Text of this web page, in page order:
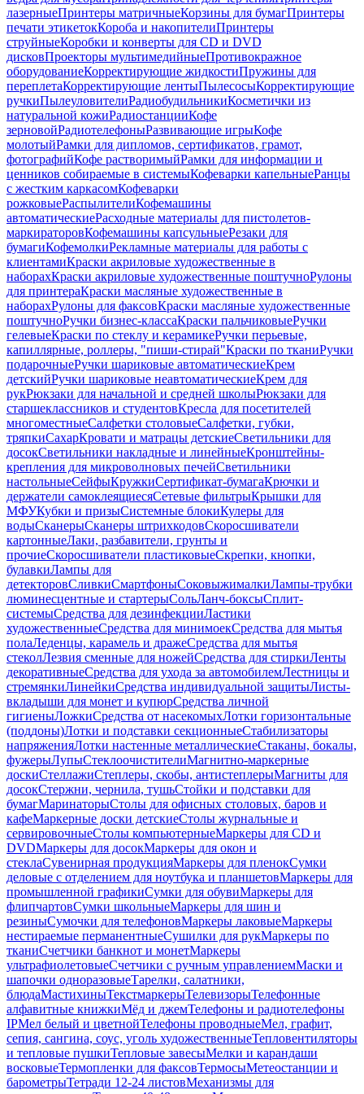
лазерныеПринтеры матричныеКорзины для бумагПринтеры
печати этикетокКороба и накопителиПринтеры
струйныеКоробки и конверты для CD и DVD
дисковПроекторы мультимедийныеПротивокражное
оборудованиеКорректирующие жидкостиПружины для
переплетаКорректирующие лентыПылесосыКорректирующие
ручкиПылеуловителиРадиобудильникиКосметички из
натуральной кожиРадиостанцииКофе
зерновойРадиотелефоныРазвивающие игрыКофе
молотыйРамки для дипломов, сертификатов, грамот,
фотографийКофе растворимыйРамки для информации и
ценников собираемые в системыКофеварки капельныеРанцы
с жестким каркасомКофеварки
рожковыеРаспылителиКофемашины
автоматическиеРасходные материалы для пистолетов-
маркираторовКофемашины капсульныеРезаки для
бумагиКофемолкиРекламные материалы для работы с
клиентамиКраски акриловые художественные в
наборахКраски акриловые художественные поштучноРулоны
для принтераКраски масляные художественные в
наборахРулоны для факсовКраски масляные художественные
поштучноРучки бизнес-классаКраски пальчиковыеРучки
гелевыеКраски по стеклу и керамикеРучки перьевые,
капиллярные, роллеры, "пиши-стирай"Краски по тканиРучки
подарочныеРучки шариковые автоматическиеКрем
детскийРучки шариковые неавтоматическиеКрем для
рукРюкзаки для начальной и средней школыРюкзаки для
старшеклассников и студентовКресла для посетителей
многоместныеСалфетки столовыеСалфетки, губки,
тряпкиСахарКровати и матрацы детскиеСветильники для
досокСветильники накладные и линейныеКронштейны-
крепления для микроволновых печейСветильники
настольныеСейфыКружкиСертификат-бумагаКрючки и
держатели самоклеящиесяСетевые фильтрыКрышки для
МФУКубки и призыСистемные блокиКулеры для
водыСканерыСканеры штрихкодовСкоросшиватели
картонныеЛаки, разбавители, грунты и
прочиеСкоросшиватели пластиковыеСкрепки, кнопки,
булавкиЛампы для
детекторовСливкиСмартфоныСоковыжималкиЛампы-трубки
люминесцентные и стартерыСольЛанч-боксыСплит-
системыСредства для дезинфекцииЛастики
художественныеСредства для минимоекСредства для мытья
полаЛеденцы, карамель и дражеСредства для мытья
стеколЛезвия сменные для ножейСредства для стиркиЛенты
декоративныеСредства для ухода за автомобилемЛестницы и
стремянкиЛинейкиСредства индивидуальной защитыЛисты-
вкладыши для монет и купюрСредства личной
гигиеныЛожкиСредства от насекомыхЛотки горизонтальные
(поддоны)Лотки и подставки секционныеСтабилизаторы
напряженияЛотки настенные металлическиеСтаканы, бокалы,
фужерыЛупыСтеклоочистителиМагнитно-маркерные
доскиСтеллажиСтеплеры, скобы, антистеплерыМагниты для
досокСтержни, чернила, тушьСтойки и подставки для
бумагМаринаторыСтолы для офисных столовых, баров и
кафеМаркерные доски детскиеСтолы журнальные и
сервировочныеСтолы компьютерныеМаркеры для CD и
DVDМаркеры для досокМаркеры для окон и
стеклаСувенирная продукцияМаркеры для пленокСумки
деловые с отделением для ноутбука и планшетовМаркеры для
промышленной графикиСумки для обувиМаркеры для
флипчартовСумки школьныеМаркеры для шин и
резиныСумочки для телефоновМаркеры лаковыеМаркеры
нестираемые перманентныеСушилки для рукМаркеры по
тканиСчетчики банкнот и монетМаркеры
ультрафиолетовыеСчетчики с ручным управлениемМаски и
шапочки одноразовыеТарелки, салатники,
блюдаМастихиныТекстмаркерыТелевизорыТелефонные
алфавитные книжкиМёд и джемТелефоны и радиотелефоны
IPМел белый и цветнойТелефоны проводныеМел, графит,
сепия, сангина, соус, уголь художественныеТепловентиляторы
и тепловые пушкиТепловые завесыМелки и карандаши
восковыеТермопленки для факсовТермосыМетеостанции и
барометрыТетради 12-24 листовМеханизмы для